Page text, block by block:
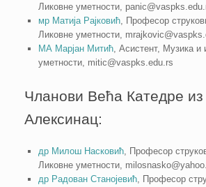
Ликовне уметности,
мр Матија Рајковић, Професор
Ликовне уметности,
МА Марјан Митић, Асистент, Музика и
уметности, mitic@vaspks.edu.rs
Чланови Већа Катедре
Алексинац:
др Милош Насковић, Професор
Ликовне уметности,
др Радован Станојевић, Професор